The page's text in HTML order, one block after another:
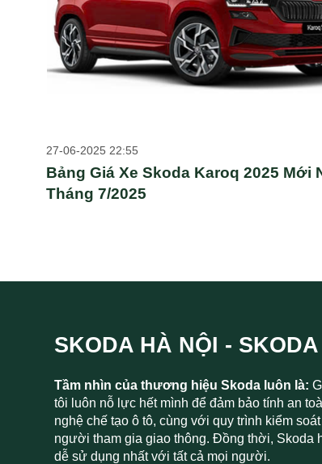
27-06-2025 22:55
Bảng Giá Xe Skoda Karoq 2025 Mới
Tháng 7/2025
SKODA HÀ NỘI -
Tầm nhìn của thương hiệu Skoda luôn là:
tôi luôn nỗ lực hết mình để đảm bảo tính an
nghệ chế tạo ô tô, cùng với quy trình kiểm
người tham gia giao thông. Đồng thời, Skoda
dễ sử dụng nhất với tất cả mọi người.